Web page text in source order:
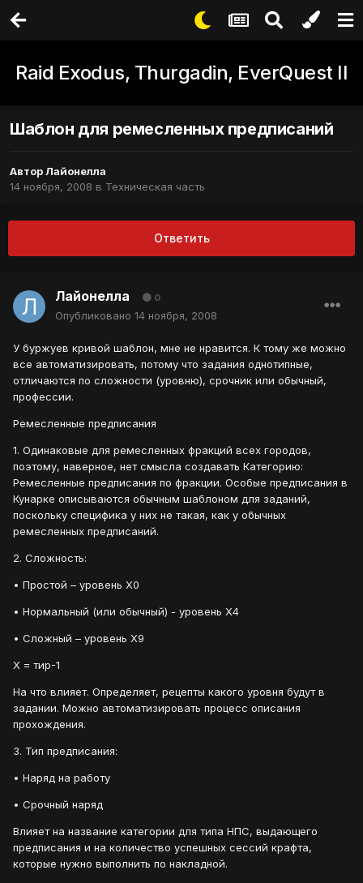
Raid Exodus, Thurgadin, EverQuest II
Шаблон для ремесленных предписаний
АвторЛайонелла
14 ноября, 2008 в Техническая часть
Ответить
Лайонелла 0
Опубликовано 14 ноября, 2008
У буржуев кривой шаблон, мне не нравится. К тому же можно
все автоматизировать, потому что задания однотипные,
отличаются по сложности (уровню), срочник или обычный,
профессии.
Ремесленные предписания
1. Одинаковые для ремесленных фракций всех городов,
поэтому, наверное, нет смысла создавать Категорию:
Ремесленные предписания по фракции. Особые предписания в
Кунарке описываются обычным шаблоном для заданий,
поскольку специфика у них не такая, как у обычных
ремесленных предписаний.
2. Сложность:
• Простой – уровень Х0
• Нормальный (или обычный) - уровень Х4
• Сложный – уровень Х9
Х = тир-1
На что влияет. Определяет, рецепты какого уровня будут в
задании. Можно автоматизировать процесс описания
прохождения.
3. Тип предписания:
• Наряд на работу
• Срочный наряд
Влияет на название категории для типа НПС, выдающего
предписания и на количество успешных сессий крафта,
которые нужно выполнить по накладной.